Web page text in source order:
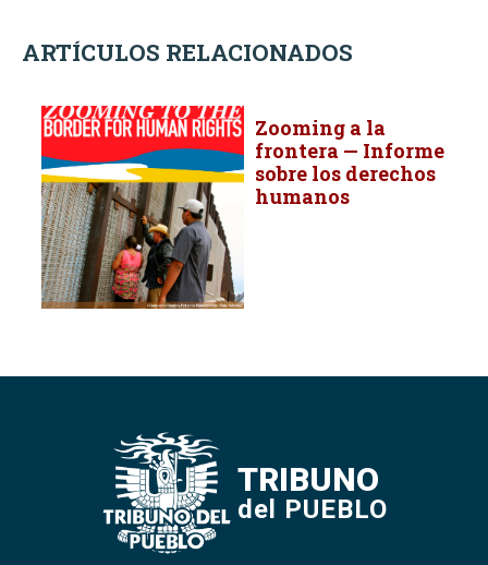
ARTÍCULOS RELACIONADOS
Zooming a la
frontera — Informe
sobre los derechos
humanos
TRIBUNO
del PUEBLO